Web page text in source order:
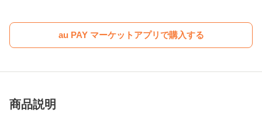
au PAY マーケットアプリで購入する
商品説明